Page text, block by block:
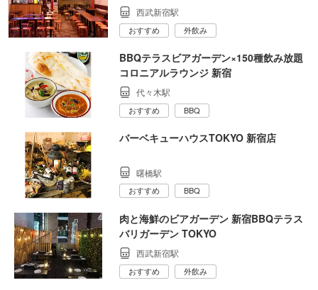
西武新宿駅
おすすめ 外飲み
BBQテラスビアガーデン×150種飲み放題
コロニアルラウンジ 新宿
代々木駅
おすすめ BBQ
バーベキューハウスTOKYO 新宿店
曙橋駅
おすすめ BBQ
肉と海鮮のビアガーデン 新宿BBQテラス
バリガーデン TOKYO
西武新宿駅
おすすめ 外飲み